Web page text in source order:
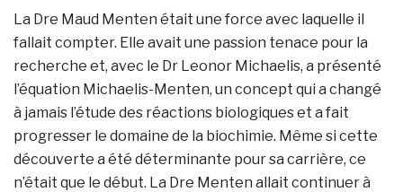
La Dre Maud Menten était une force avec laquelle il
fallait compter. Elle avait une passion tenace pour la
recherche et, avec le Dr Leonor Michaelis, a présenté
l’équation Michaelis-Menten, un concept qui a changé
à jamais l’étude des réactions biologiques et a fait
progresser le domaine de la biochimie. Même si cette
découverte a été déterminante pour sa carrière, ce
n’était que le début. La Dre Menten allait continuer à